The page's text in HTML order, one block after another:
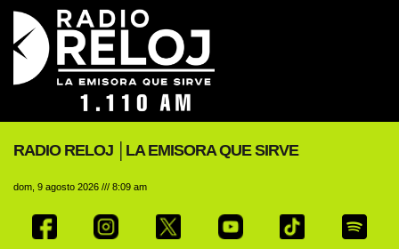
RADIO RELOJ │LA EMISORA QUE SIRVE
dom, 9 agosto 2026 /// 8:09 am